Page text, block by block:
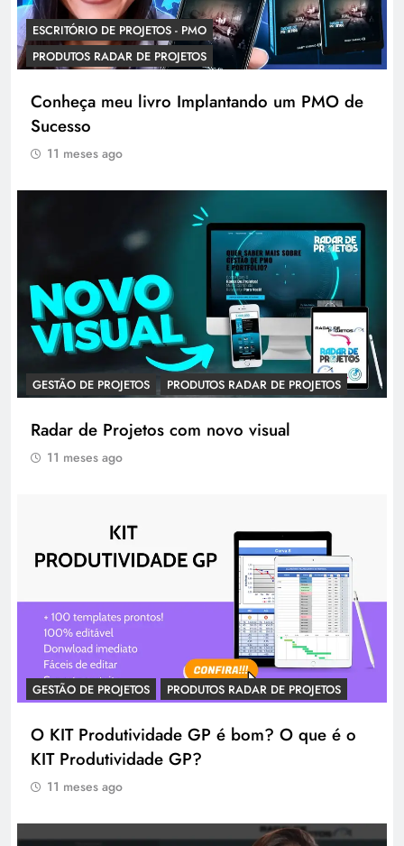
ESCRITÓRIO DE PROJETOS - PMO
PRODUTOS RADAR DE PROJETOS
Conheça meu livro Implantando um PMO de
Sucesso
11 meses ago
GESTÃO DE PROJETOS PRODUTOS RADAR DE PROJETOS
Radar de Projetos com novo visual
11 meses ago
GESTÃO DE PROJETOS PRODUTOS RADAR DE PROJETOS
O KIT Produtividade GP é bom? O que é o
KIT Produtividade GP?
11 meses ago